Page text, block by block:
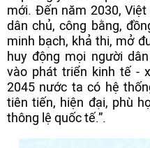
mới. Đến năm 2030,
dân chủ, công bằng,
minh bạch, khả thi, mở
huy động mọi người
vào phát triển kinh tế -
2045 nước ta có hệ
tiên tiến, hiện đại, phù
thông lệ quốc tế.”.